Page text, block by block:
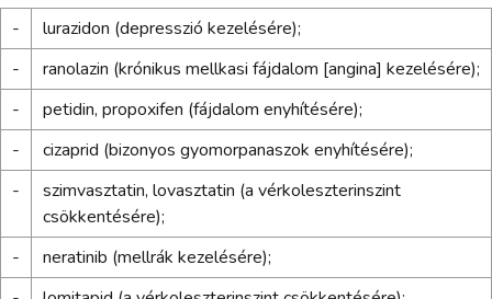
-
lurazidon (depresszió kezelésére);
-
ranolazin (krónikus mellkasi fájdalom [angina] kezelésére);
-
petidin, propoxifen (fájdalom enyhítésére);
-
cizaprid (bizonyos gyomorpanaszok enyhítésére);
-
szimvasztatin, lovasztatin (a vérkoleszterinszint
csökkentésére);
-
neratinib (mellrák kezelésére);